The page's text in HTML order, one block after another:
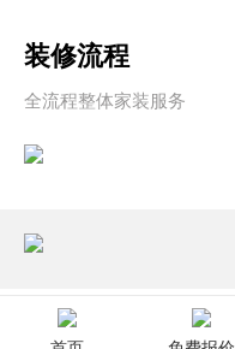
装修流程
全流程整体家装服务